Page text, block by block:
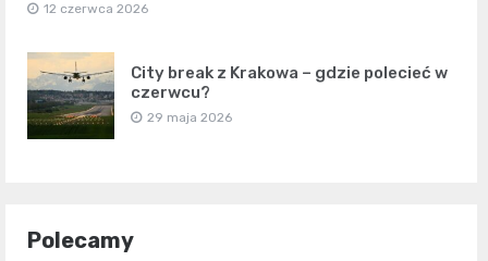
12 czerwca 2026
City break z Krakowa – gdzie polecieć w
czerwcu?
29 maja 2026
Polecamy